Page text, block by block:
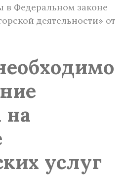
в Федеральном законе
деятельности» от
на
услуг